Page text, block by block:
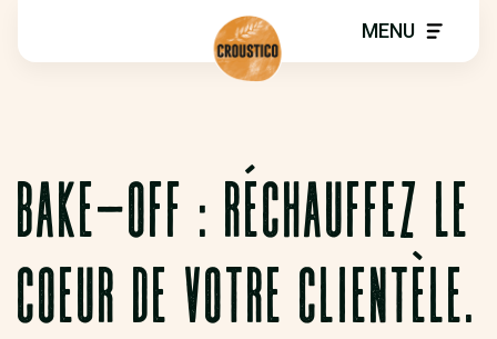
MENU
BAKE-OFF : RÉCHAUFFEZ LE
COEUR DE VOTRE CLIENTÈLE.